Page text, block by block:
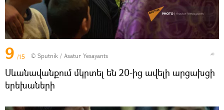
9 /15 © Sputnik / Asatur Yesayants
Սևանավանքում մկրտել են 20-ից ավելի արցախցի
երեխաների